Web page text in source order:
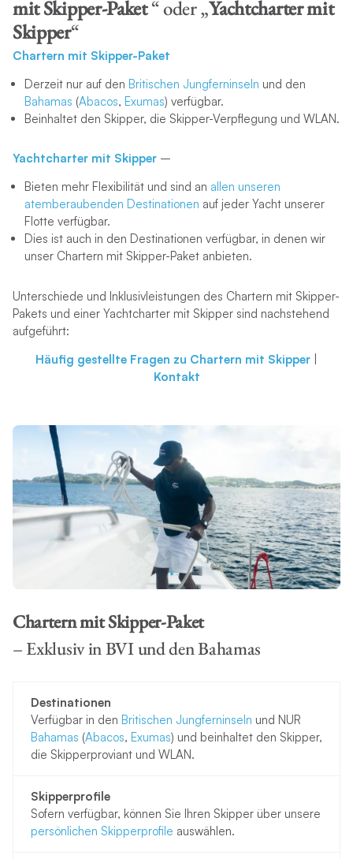
mit Skipper-Paket“ oder „Yachtchartermit
Skipper“
Chartern mit Skipper-Paket
Derzeit nur auf den Britischen Jungferninseln und den
Bahamas (Abacos, Exumas) verfügbar.
Beinhaltet den Skipper, die Skipper-Verpflegung und WLAN.
Yachtcharter mit Skipper–
Bieten mehr Flexibilität und sind an allen unseren
atemberaubenden Destinationen auf jeder Yacht unserer
Flotte verfügbar.
Dies ist auch in den Destinationen verfügbar, in denen wir
unser Chartern mit Skipper-Paket anbieten.
Unterschiede und Inklusivleistungen des Chartern mit Skipper-
Pakets und einer Yachtcharter mit Skipper sind nachstehend
aufgeführt:
Häufig gestellte Fragen zu Chartern mit Skipper
Kontakt
Chartern mit Skipper-Paket
– Exklusiv in BVI und den Bahamas
Destinationen
Verfügbar in den Britischen Jungferninseln und NUR
Bahamas (Abacos, Exumas) und beinhaltet den Skipper,
die Skipperproviant und WLAN.
Skipperprofile
Sofern verfügbar, können Sie Ihren Skipper über unsere
persönlichen Skipperprofile auswählen.